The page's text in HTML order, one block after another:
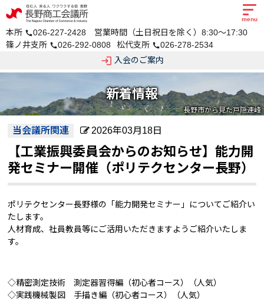
本所 call026-227-2428 営業時間（土日祝日を除く）8:30～17:30
篠ノ井支所 call026-292-0808 松代支所 call026-278-2534
login 入会のご案内
menu
新着情報
長野市から見た戸隠連峰
当会議所関連 2026年03月18日
【工業振興委員会からのお知らせ】能力開
発セミナー開催（ポリテクセンター長野）
ポリテクセンター長野様の「能力開発セミナー」についてご紹介い
たします。
人材育成、社員教員等にご活用いただきますようご紹介いたしま
す。
◇精密測定技術 測定器習得編（初心者コース）（人気）
◇実践機械製図 手描き編（初心者コース）（人気）